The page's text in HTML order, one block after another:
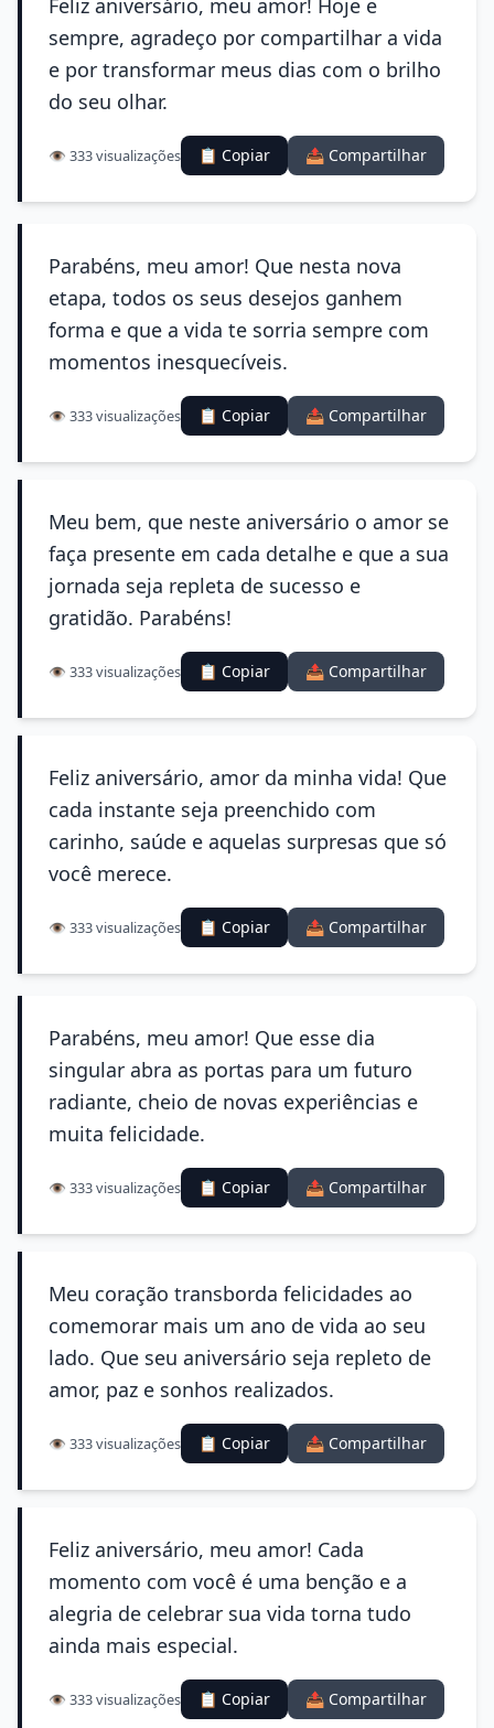
Feliz aniversário, meu amor! Hoje e
sempre, agradeço por compartilhar a vida
e por transformar meus dias com o brilho
do seu olhar.
👁️ 333 visualizações 📋 Copiar 📤 Compartilhar
Parabéns, meu amor! Que nesta nova
etapa, todos os seus desejos ganhem
forma e que a vida te sorria sempre com
momentos inesquecíveis.
👁️ 333 visualizações 📋 Copiar 📤 Compartilhar
Meu bem, que neste aniversário o amor se
faça presente em cada detalhe e que a sua
jornada seja repleta de sucesso e
gratidão. Parabéns!
👁️ 333 visualizações 📋 Copiar 📤 Compartilhar
Feliz aniversário, amor da minha vida! Que
cada instante seja preenchido com
carinho, saúde e aquelas surpresas que só
você merece.
👁️ 333 visualizações 📋 Copiar 📤 Compartilhar
Parabéns, meu amor! Que esse dia
singular abra as portas para um futuro
radiante, cheio de novas experiências e
muita felicidade.
👁️ 333 visualizações 📋 Copiar 📤 Compartilhar
Meu coração transborda felicidades ao
comemorar mais um ano de vida ao seu
lado. Que seu aniversário seja repleto de
amor, paz e sonhos realizados.
👁️ 333 visualizações 📋 Copiar 📤 Compartilhar
Feliz aniversário, meu amor! Cada
momento com você é uma benção e a
alegria de celebrar sua vida torna tudo
ainda mais especial.
👁️ 333 visualizações 📋 Copiar 📤 Compartilhar